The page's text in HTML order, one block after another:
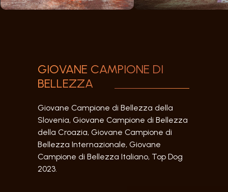
Giovane Campione di Bellezza della
Slovenia, Giovane Campione di Bellezza
della Croazia, Giovane Campione di
Bellezza Internazionale, Giovane
Campione di Bellezza Italiano, Top Dog
2023.
GIOVANE CAMPIONE DI
BELLEZZA